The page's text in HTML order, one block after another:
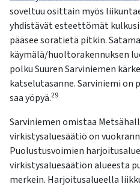
soveltuu osittain myös
yhdistävät esteettömät
pääsee soratietä pitkin.
käymälä/huoltorakennuksen
polku Suuren Sarviniemen
katselutasanne. Sarviniemi on
saa yöpyä.29
Sarviniemen omistaa
virkistysaluesäätiö on
Puolustusvoimien
virkistysaluesäätiön alueesta
merkein. Harjoitusalueella